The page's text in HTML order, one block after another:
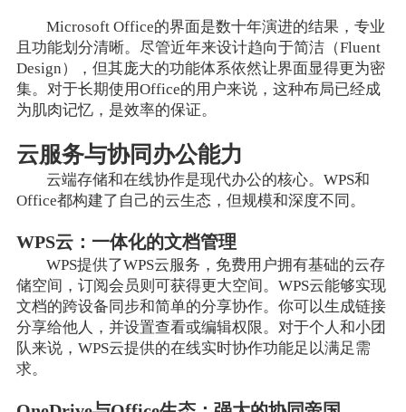
Microsoft Office的界面是数十年演进的结果，专业
且功能划分清晰。尽管近年来设计趋向于简洁（Fluent
Design），但其庞大的功能体系依然让界面显得更为密
集。对于长期使用Office的用户来说，这种布局已经成
为肌肉记忆，是效率的保证。
云服务与协同办公能力
云端存储和在线协作是现代办公的核心。WPS和
Office都构建了自己的云生态，但规模和深度不同。
WPS云：一体化的文档管理
WPS提供了WPS云服务，免费用户拥有基础的云存
储空间，订阅会员则可获得更大空间。WPS云能够实现
文档的跨设备同步和简单的分享协作。你可以生成链接
分享给他人，并设置查看或编辑权限。对于个人和小团
队来说，WPS云提供的在线实时协作功能足以满足需
求。